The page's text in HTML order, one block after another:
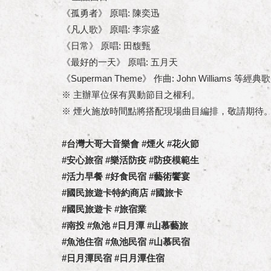
《孤勇者》 原唱: 陳奕迅
《凡人歌》 原唱: 李宗盛
《日常》 原唱: 田馥甄
《最好的一天》 原唱: 五月天
《Superman Theme》 作曲: John Williams 等經典
※ 主辦單位保有異動節目之權利。
※ 煙火施放時間點將搭配現場曲目編排，敬請期待
#台灣大哥大音樂會 #煙火 #花火節
#安心旅宿 #樂活防疫 #防疫模範生
#活力早餐 #好食民宿 #藝術饗宴
#國民旅遊卡特約商店 #國旅卡
#國民旅遊卡 #旅宿業
#南投 #魚池 #日月潭 #山慕藝旅
#魚池住宿 #魚池民宿 #山慕民宿
#日月潭民宿 #日月潭住宿